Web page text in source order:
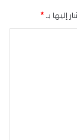
إليها بـ *